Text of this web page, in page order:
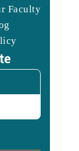
Faculty